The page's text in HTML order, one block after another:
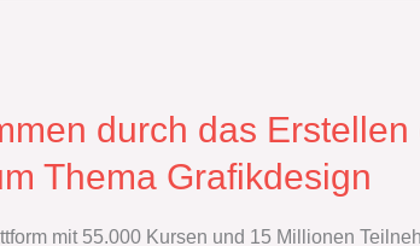
durch das
Thema Grafikdesign
mit 55.000 Kursen und 15 Millionen